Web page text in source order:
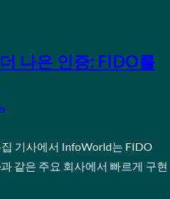
나은 인증: FIDO를
기사에서 InfoWorld는 FIDO
같은 주요 회사에서 빠르게 구현